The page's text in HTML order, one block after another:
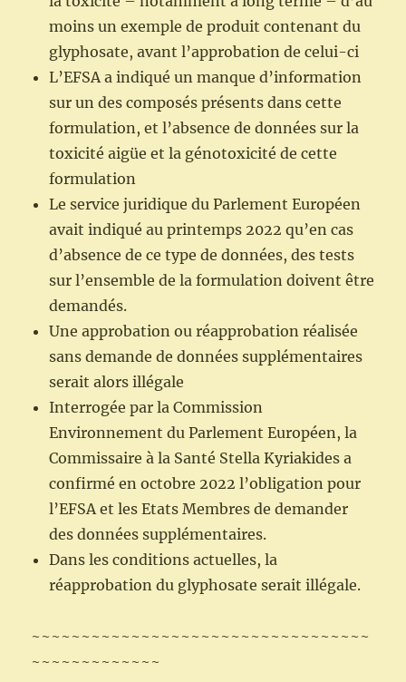
moins un exemple de produit contenant du
glyphosate, avant l’approbation de celui-ci
L’EFSA a indiqué un manque d’information
sur un des composés présents dans cette
formulation, et l’absence de données sur la
toxicité aigüe et la génotoxicité de cette
formulation
Le service juridique du Parlement Européen
avait indiqué au printemps 2022 qu’en cas
d’absence de ce type de données, des tests
sur l’ensemble de la formulation doivent être
demandés.
Une approbation ou réapprobation réalisée
sans demande de données supplémentaires
serait alors illégale
Interrogée par la Commission
Environnement du Parlement Européen, la
Commissaire à la Santé Stella Kyriakides a
confirmé en octobre 2022 l’obligation pour
l’EFSA et les Etats Membres de demander
des données supplémentaires.
Dans les conditions actuelles, la
réapprobation du glyphosate serait illégale.
~~~~~~~~~~~~~~~~~~~~~~~~~~~~~~~~~~
~~~~~~~~~~~~~